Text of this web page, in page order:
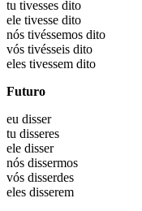
tu tivesses dito
ele tivesse dito
nós tivéssemos dito
vós tivésseis dito
eles tivessem dito
Futuro
eu disser
tu disseres
ele disser
nós dissermos
vós disserdes
eles disserem